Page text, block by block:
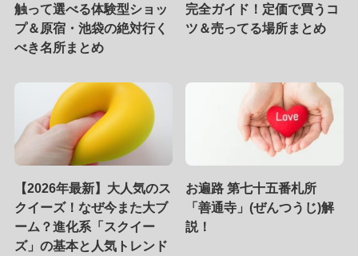
触って選べる体験型ショッ
プ＆原宿・池袋の絶対行く
べき名所まとめ
完全ガイド！定価で買うコ
ツ＆売ってる場所まとめ
【2026年最新】大人気のス
クイーズ！なぜ今また大ブ
ーム？進化系「スクイー
ズ」の基本と人気トレンド
お遍路 第七十五番札所
「善通寺」(ぜんつうじ)解
説！